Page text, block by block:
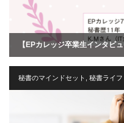
【EPカレッジ卒業生インタビ
秘書のマインドセット 秘書ライフ